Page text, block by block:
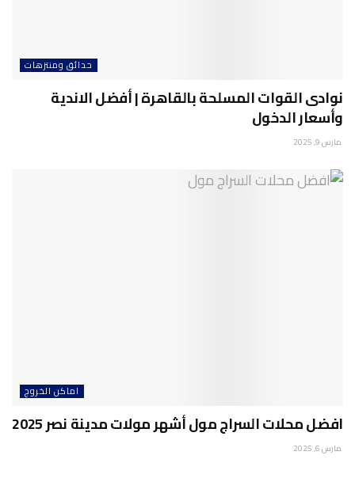
حدائق ومنتزهات
نوادى القوات المسلحة بالقاهرة | أفضل الاندية
وأسعار الدخول
مارس 9, 2025
اماكن الخروج
افضل محلات السراج مول أشهر مولات مدينة نصر 2025
مارس 6, 2025